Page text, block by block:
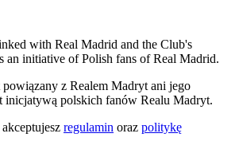
with Real Madrid and the Club's
an initiative of Polish fans of Real Madrid.
z Realem Madryt ani jego
inicjatywą polskich fanów Realu Madryt.
regulamin oraz politykę